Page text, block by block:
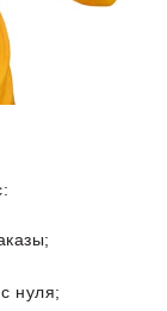
нуля;